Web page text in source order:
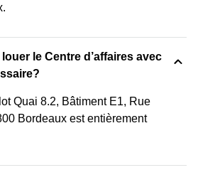
le Centre d’affaires avec
Quai 8.2, Bâtiment E1, Rue
Bordeaux est entièrement